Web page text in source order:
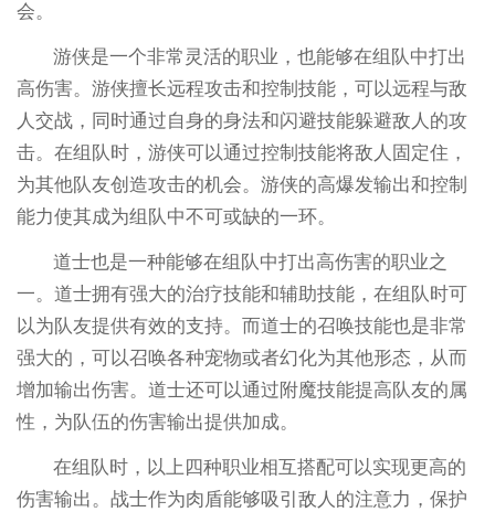
会。
游侠是一个非常灵活的职业，也能够在组队中打出
高伤害。游侠擅长远程攻击和控制技能，可以远程与敌
人交战，同时通过自身的身法和闪避技能躲避敌人的攻
击。在组队时，游侠可以通过控制技能将敌人固定住，
为其他队友创造攻击的机会。游侠的高爆发输出和控制
能力使其成为组队中不可或缺的一环。
道士也是一种能够在组队中打出高伤害的职业之
一。道士拥有强大的治疗技能和辅助技能，在组队时可
以为队友提供有效的支持。而道士的召唤技能也是非常
强大的，可以召唤各种宠物或者幻化为其他形态，从而
增加输出伤害。道士还可以通过附魔技能提高队友的属
性，为队伍的伤害输出提供加成。
在组队时，以上四种职业相互搭配可以实现更高的
伤害输出。战士作为肉盾能够吸引敌人的注意力，保护